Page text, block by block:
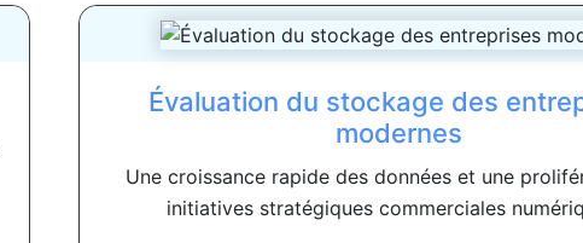
Évaluation du stockage des
modernes
Une croissance rapide des données et une
initiatives stratégiques commerciales